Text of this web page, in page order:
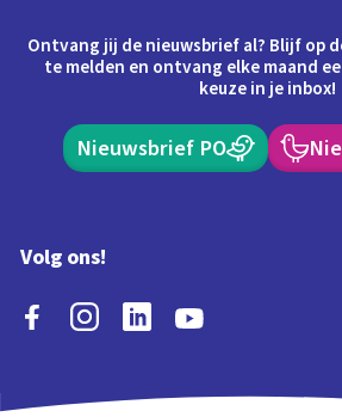
Ontvang jij de nieuwsbrief al? Blijf op
te melden en ontvang elke maand
keuze in je inbox!
Nieuwsbrief PO
Volg ons!